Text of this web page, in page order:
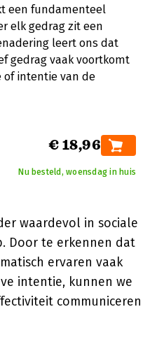
een fundamenteel
elk gedrag zit een
leert ons dat
gedrag vaak voortkomt
of intentie van de
€ 18,96
Nu besteld, woensdag in huis
waardevol in sociale
Door te erkennen dat
ervaren vaak
intentie, kunnen we
communiceren